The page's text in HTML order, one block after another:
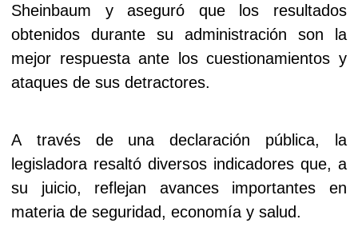
Sheinbaum y aseguró que los resultados
obtenidos durante su administración son la
mejor respuesta ante los cuestionamientos y
ataques de sus detractores.
A través de una declaración pública, la
legisladora resaltó diversos indicadores que, a
su juicio, reflejan avances importantes en
materia de seguridad, economía y salud.